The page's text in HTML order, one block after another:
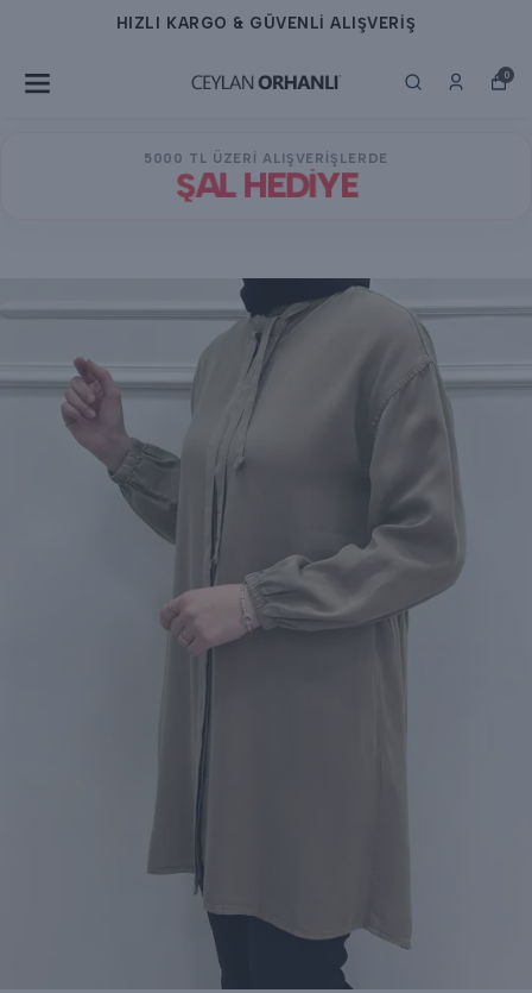
HIZLI KARGO & GÜVENLİ ALIŞVERİŞ
0
5000 TL ÜZERİ ALIŞVERİŞLERDE
ŞAL HEDİYE